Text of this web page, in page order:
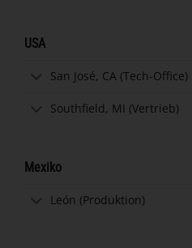
USA
San José, CA (Tech-Office)
Southfield, MI (Vertrieb)
Mexiko
León (Produktion)